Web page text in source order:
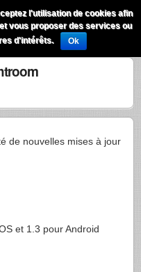
Menu
de nouvelles mises à jour
et 1.3 pour Android
l'utilisation de cookies afin
vous proposer des services ou
d'intérêts.
Ok